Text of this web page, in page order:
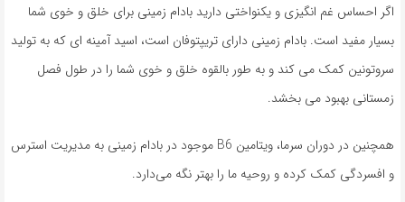
اگر احساس غم انگیزی و یکنواختی دارید بادام زمینی برای خلق و خوی شما
بسیار مفید است. بادام زمینی دارای تریپتوفان است، اسید آمینه ای که به تولید
سروتونین کمک می کند و به طور بالقوه خلق و خوی شما را در طول فصل
زمستانی بهبود می بخشد.
همچنین در دوران سرما، ویتامین B6 موجود در بادام زمینی به مدیریت استرس
و افسردگی کمک کرده و روحیه ما را بهتر نگه می‌دارد.